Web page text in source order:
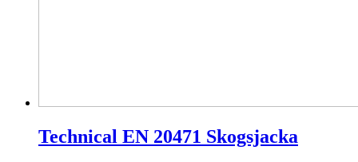
Technical EN 20471 Skogsjacka